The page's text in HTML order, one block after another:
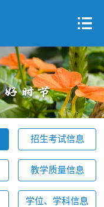
招生考试信息
教学质量信息
学位、学科信息